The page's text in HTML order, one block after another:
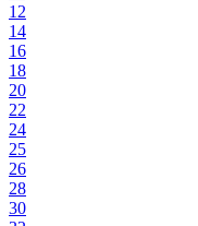
12
14
16
18
20
22
24
25
26
28
30